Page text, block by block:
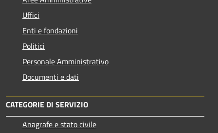
Uffici
Enti e fondazioni
Politici
Personale Amministrativo
Documenti e dati
CATEGORIE DI SERVIZIO
Anagrafe e stato civile